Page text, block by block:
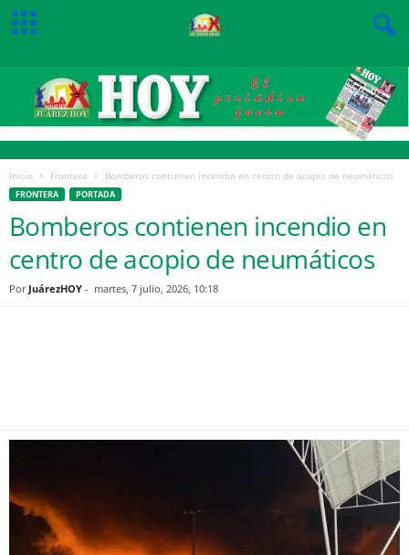
Inicio Frontera Bomberos contienen incendio en centro de acopio de neumáticos
FRONTERA PORTADA
Bomberos contienen incendio en
centro de acopio de neumáticos
Por JuárezHOY - martes, 7 julio, 2026, 10:18